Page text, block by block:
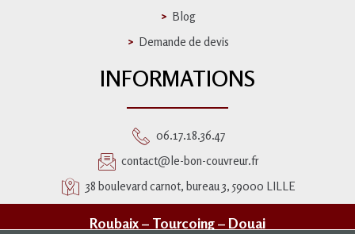
Blog
Demande de devis
INFORMATIONS
06.17.18.36.47
contact@le-bon-couvreur.fr
38 boulevard carnot, bureau 3, 59000 LILLE
Roubaix– Tourcoing–Douai